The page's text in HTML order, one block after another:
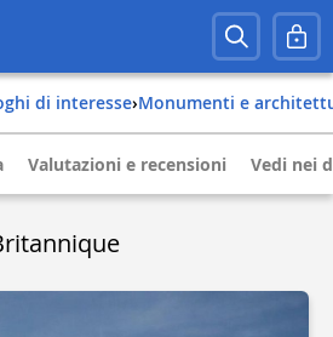
di interesse› Monumenti e
Valutazioni e recensioni Vedi nei